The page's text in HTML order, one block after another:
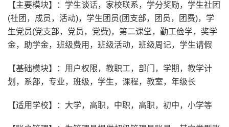
【主要模块】：学生谈话，家校联系，学分奖励，学生社团
(社团，成员，活动)，学生团员(团支部，团员，团费)，学
生党员(党支部，党员，党费)，第二课堂，勤工俭学，奖学
金，助学金，班级费用，班级活动，班级周记，学生请假
【基础模块】：用户权限，教职工，部门，学期，教学计
划，系部，专业，班级，学生，课程，教室，年级长
【适用学校】：大学，高职，中职，高职，初中，小学等